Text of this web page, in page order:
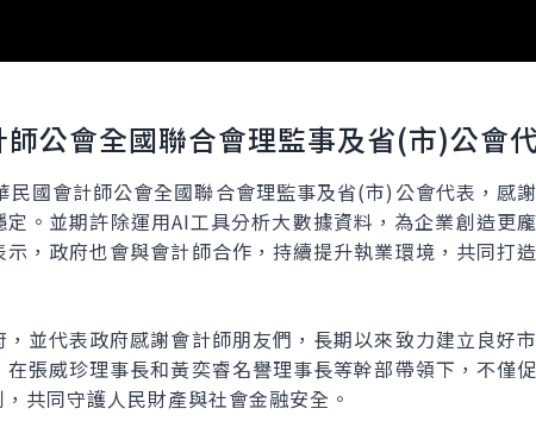
公會全國聯合會理監事及省(市)公會
國會計師公會全國聯合會理監事及省(市)公會代表，感
。並期許除運用AI工具分析大數據資料，為企業創造更
，政府也會與會計師合作，持續提升執業環境，共同打
並代表政府感謝會計師朋友們，長期以來致力建立良好
張威珍理事長和黃奕睿名譽理事長等幹部帶領下，不僅
共同守護人民財產與社會金融安全。